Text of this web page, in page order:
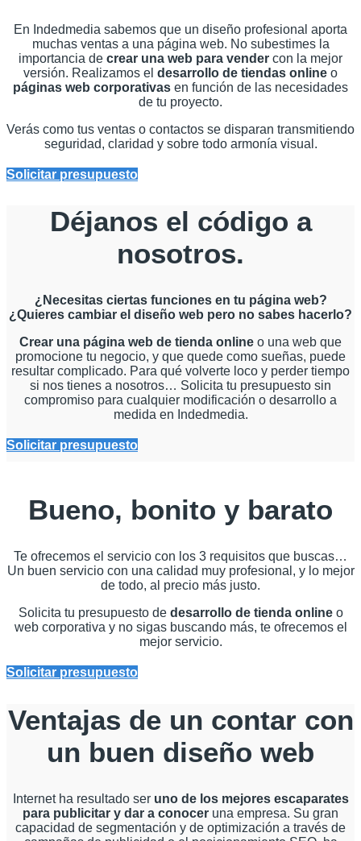
En Indedmedia sabemos que un diseño profesional aporta
muchas ventas a una página web. No subestimes la
importancia de crear una web para vender con la mejor
versión. Realizamos el desarrollo de tiendas online o
páginas web corporativas en función de las necesidades
de tu proyecto.
Verás como tus ventas o contactos se disparan transmitiendo
seguridad, claridad y sobre todo armonía visual.
Solicitar presupuesto
Déjanos el código a
nosotros.
¿Necesitas ciertas funciones en tu página web?
¿Quieres cambiar el diseño web pero no sabes hacerlo?
Crear una página web de tienda online o una web que
promocione tu negocio, y que quede como sueñas, puede
resultar complicado. Para qué volverte loco y perder tiempo
si nos tienes a nosotros… Solicita tu presupuesto sin
compromiso para cualquier modificación o desarrollo a
medida en Indedmedia.
Solicitar presupuesto
Bueno, bonito y barato
Te ofrecemos el servicio con los 3 requisitos que buscas…
Un buen servicio con una calidad muy profesional, y lo mejor
de todo, al precio más justo.
Solicita tu presupuesto de desarrollo de tienda onlineo
web corporativa y no sigas buscando más, te ofrecemos el
mejor servicio.
Solicitar presupuesto
Ventajas de un contar con
un buen diseño web
Internet ha resultado ser uno de los mejores escaparates
para publicitar y dar a conocer una empresa. Su gran
capacidad de segmentación y de optimización a través de